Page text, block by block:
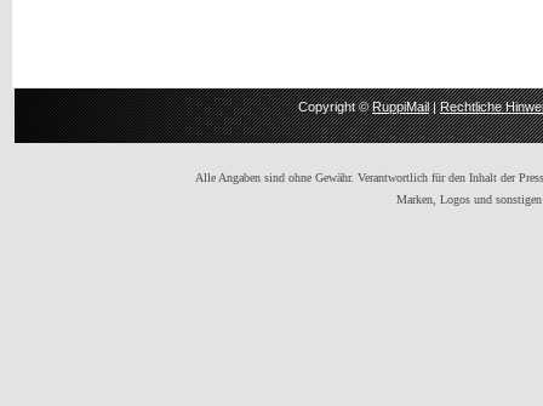
Copyright ©RuppiMail|Rechtliche
Alle Angaben sind ohne Gewähr. Verantwortlich für den Inhalt der
Marken, Logos und